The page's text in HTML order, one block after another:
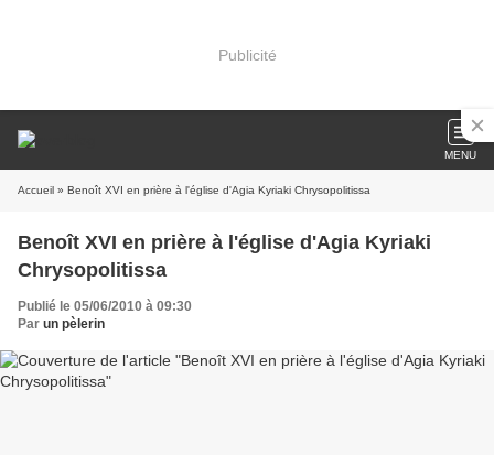
Publicité
MENU
Accueil » Benoît XVI en prière à l'église d'Agia Kyriaki Chrysopolitissa
Benoît XVI en prière à l'église d'Agia Kyriaki
Chrysopolitissa
Publié le 05/06/2010 à 09:30
Par un pèlerin